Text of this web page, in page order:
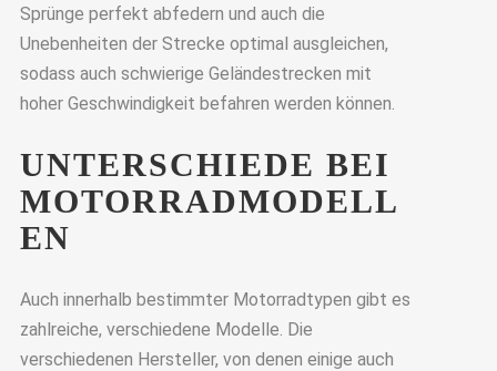
Sprünge perfekt abfedern und auch die
Unebenheiten der Strecke optimal ausgleichen,
sodass auch schwierige Geländestrecken mit
hoher Geschwindigkeit befahren werden können.
UNTERSCHIEDE BEI
MOTORRADMODELL
EN
Auch innerhalb bestimmter Motorradtypen gibt es
zahlreiche, verschiedene Modelle. Die
verschiedenen Hersteller, von denen einige auch